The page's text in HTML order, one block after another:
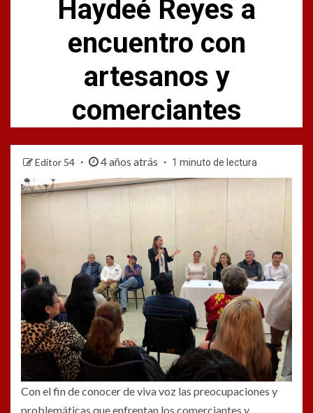
Haydeé Reyes a
encuentro con
artesanos y
comerciantes
Editor 54 4 años atrás 1 minuto de lectura
Con el fin de conocer de viva voz las preocupaciones y
problemáticas que enfrentan los comerciantes y